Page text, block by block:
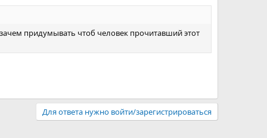
придумывать чтоб человек прочитавший этот
Для ответа нужно войти/зарегистрироваться